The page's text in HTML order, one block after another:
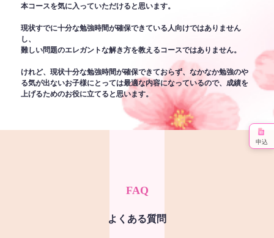
本コースを気に入っていただけると思います。
現状すでに十分な勉強時間が確保できている人向けではありません
し、
難しい問題のエレガントな解き方を教えるコースではありません。
けれど、現状十分な勉強時間が確保できておらず、なかなか勉強のや
る気が出ないお子様にとっては最適な内容になっているので、成績を
上げるためのお役に立てると思います。
FAQ
よくある質問
申込